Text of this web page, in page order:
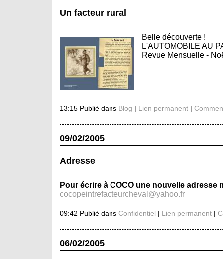
Un facteur rural
Belle découverte !
L'AUTOMOBILE AU
Revue Mensuelle -
13:15 Publié dans Blog | Lien permanent|
09/02/2005
Adresse
Pour écrire à COCO une nouvelle adresse
cocopeintrefacteurcheval@yahoo.fr
09:42 Publié dans Confidentiel | Lien permanent|
06/02/2005